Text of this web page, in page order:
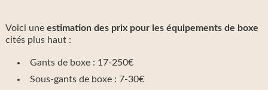
Voici une estimation des prix pour les équipements de boxe
cités plus haut :
Gants de boxe : 17-250€
Sous-gants de boxe : 7-30€